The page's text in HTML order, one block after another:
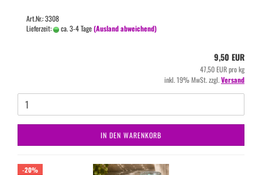
Art.Nr.: 3308
Lieferzeit:
ca. 3-4 Tage(Ausland abweichend)
9,50 EUR
47,50 EUR pro kg
inkl. 19% MwSt. zzgl.Versand
IN DEN WARENKORB
-20%